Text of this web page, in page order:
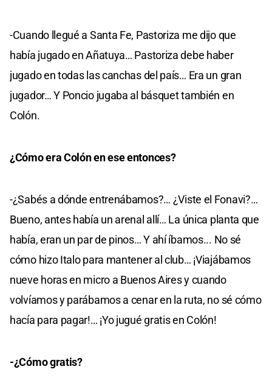
-Cuando llegué a Santa Fe, Pastoriza me dijo que
había jugado en Añatuya… Pastoriza debe haber
jugado en todas las canchas del país… Era un gran
jugador… Y Poncio jugaba al básquet también en
Colón.
¿Cómo era Colón en ese entonces?
-¿Sabés a dónde entrenábamos?… ¿Viste el Fonavi?…
Bueno, antes había un arenal allí… La única planta que
había, eran un par de pinos… Y ahí íbamos... No sé
cómo hizo Italo para mantener al club… ¡Viajábamos
nueve horas en micro a Buenos Aires y cuando
volvíamos y parábamos a cenar en la ruta, no sé cómo
hacía para pagar!… ¡Yo jugué gratis en Colón!
-¿Cómo gratis?